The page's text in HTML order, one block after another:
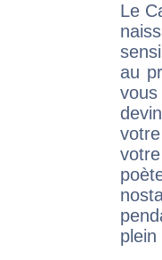
Le
au
plein